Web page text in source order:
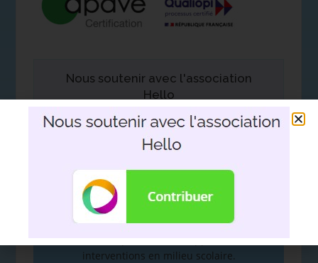
Nous soutenir avec l'association
Hello
DEVOIR DE MÉMOIRE
De la mémoire à la plume. Hommage d’un
interventions en milieu scolaire.